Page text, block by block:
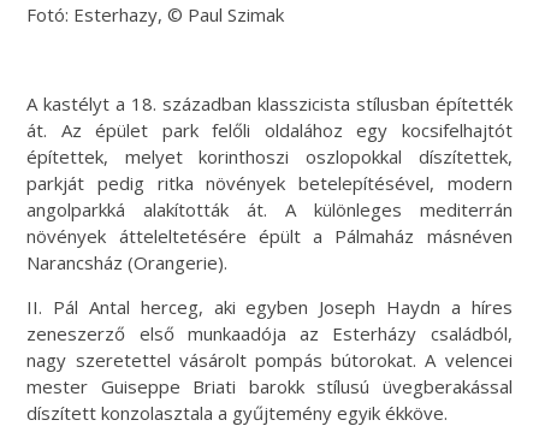
Fotó: Esterhazy, © Paul Szimak
A kastélyt a 18. században klasszicista stílusban építették
át. Az épület park felőli oldalához egy kocsifelhajtót
építettek, melyet korinthoszi oszlopokkal díszítettek,
parkját pedig ritka növények betelepítésével, modern
angolparkká alakították át. A különleges mediterrán
növények átteleltetésére épült a Pálmaház másnéven
Narancsház (Orangerie).
II. Pál Antal herceg, aki egyben Joseph Haydn a híres
zeneszerző első munkaadója az Esterházy családból,
nagy szeretettel vásárolt pompás bútorokat. A velencei
mester Guiseppe Briati barokk stílusú üvegberakással
díszített konzolasztala a gyűjtemény egyik ékköve.